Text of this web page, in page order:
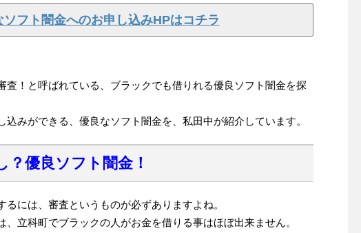
ソフト闇金へのお申し込みHPはコチラ
査！と呼ばれている、ブラックでも借りれる優良ソフト闇金を探
込みができる、優良なソフト闇金を、私田中が紹介しています。
？優良ソフト闇金！
には、審査というものが必ずありますよね。
、立科町でブラックの人がお金を借りる事はほぼ出来ません。